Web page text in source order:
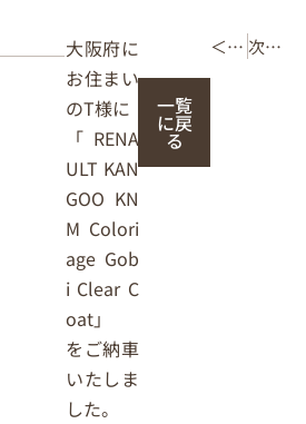
大阪府に
お住まい
のT様に
「RENA
ULT KAN
GOO KN
M Colori
age Gob
i Clear C
oat」
をご納車
いたしま
した。
一覧
に戻
る
＜ 前の記事 次の記事 ＞